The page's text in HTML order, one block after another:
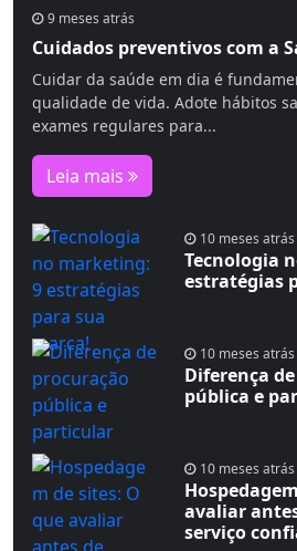
9 meses atrás
Cuidados preventivos com a
Cuidar da saúde em dia é
qualidade de vida. Adote hábitos
exames regulares para...
Leia mais
10 meses atrás
Tecnologia
estratégias
10 meses atrás
Diferença
pública e
10 meses atrás
avaliar
serviço